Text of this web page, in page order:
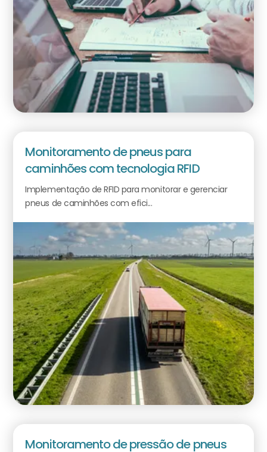
Monitoramento de pneus para
caminhões com tecnologia RFID
Implementação de RFID para monitorar e gerenciar
pneus de caminhões com efici...
Monitoramento de pressão de pneus